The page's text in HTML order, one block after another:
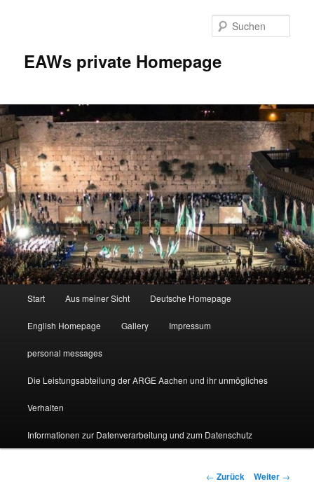
EAWs private Homepage
Start Aus meiner Sicht Deutsche Homepage
English Homepage Gallery Impressum
personal messages
Die Leistungsabteilung der ARGE Aachen und ihr unmögliches
Verhalten
Informationen zur Datenverarbeitung und zum Datenschutz
Beitragsnavigation
← Zurück Weiter →